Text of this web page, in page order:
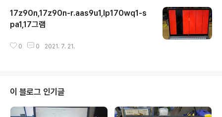
17z90n,17z90n-r.aas9u1,lp170wq1-s
pa1,17그램
0 0 2021. 7. 21.
이 블로그 인기글